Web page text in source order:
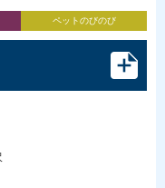
ペットのびのび